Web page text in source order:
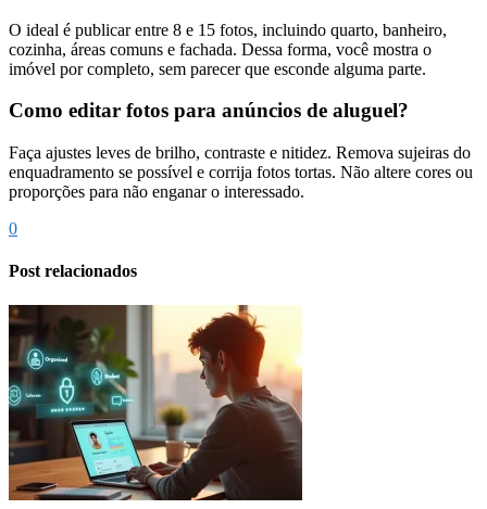
O ideal é publicar entre 8 e 15 fotos, incluindo quarto, banheiro,
cozinha, áreas comuns e fachada. Dessa forma, você mostra o
imóvel por completo, sem parecer que esconde alguma parte.
Como editar fotos para anúncios de aluguel?
Faça ajustes leves de brilho, contraste e nitidez. Remova sujeiras do
enquadramento se possível e corrija fotos tortas. Não altere cores ou
proporções para não enganar o interessado.
0
Post relacionados